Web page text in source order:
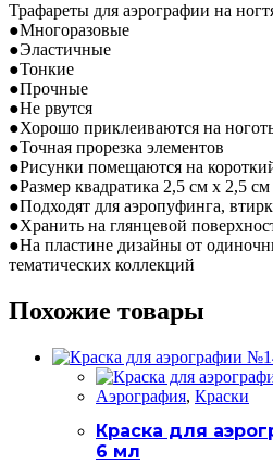
Трафареты для аэрографии на
●Многоразовые
●Эластичные
●Тонкие
●Прочные
●Не рвутся
●Хорошо приклеиваются на
●Точная прорезка элементов
●Рисунки помещаются на
●Размер квадратика 2,5 см х 2,5 см
●Подходят для аэропуфинга,
●Хранить на глянцевой
●На пластине дизайны от
тематических коллекций
Похожие товары
Аэрография, Краски
Краска для
6 мл